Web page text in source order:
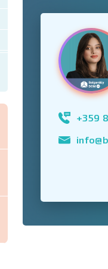
United
+1
* Benötigte Felder
+359